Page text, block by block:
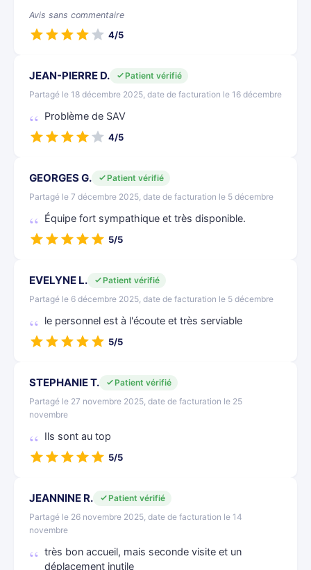
Avis sans commentaire
4/5
JEAN-PIERRE D.
Patient vérifié
Partagé le 18 décembre 2025, date de facturation le 16 décembre
Problème de SAV
4/5
GEORGES G.
Patient vérifié
Partagé le 7 décembre 2025, date de facturation le 5 décembre
Équipe fort sympathique et très disponible.
5/5
EVELYNE L.
Patient vérifié
Partagé le 6 décembre 2025, date de facturation le 5 décembre
le personnel est à l'écoute et très serviable
5/5
STEPHANIE T.
Patient vérifié
Partagé le 27 novembre 2025, date de facturation le 25
novembre
Ils sont au top
5/5
JEANNINE R.
Patient vérifié
Partagé le 26 novembre 2025, date de facturation le 14
novembre
très bon accueil, mais seconde visite et un
déplacement inutile